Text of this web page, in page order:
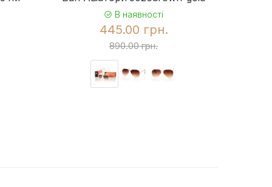
В наявності
445.00 грн.
890.00 грн.